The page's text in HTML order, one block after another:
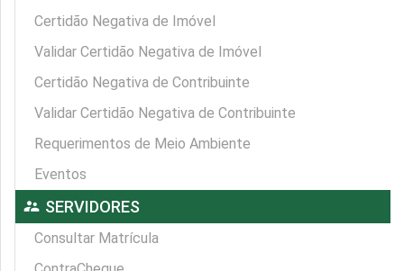
Certidão Negativa de Imóvel
Validar Certidão Negativa de Imóvel
Certidão Negativa de Contribuinte
Validar Certidão Negativa de Contribuinte
Requerimentos de Meio Ambiente
Eventos
supervisor_account SERVIDORES
Consultar Matrícula